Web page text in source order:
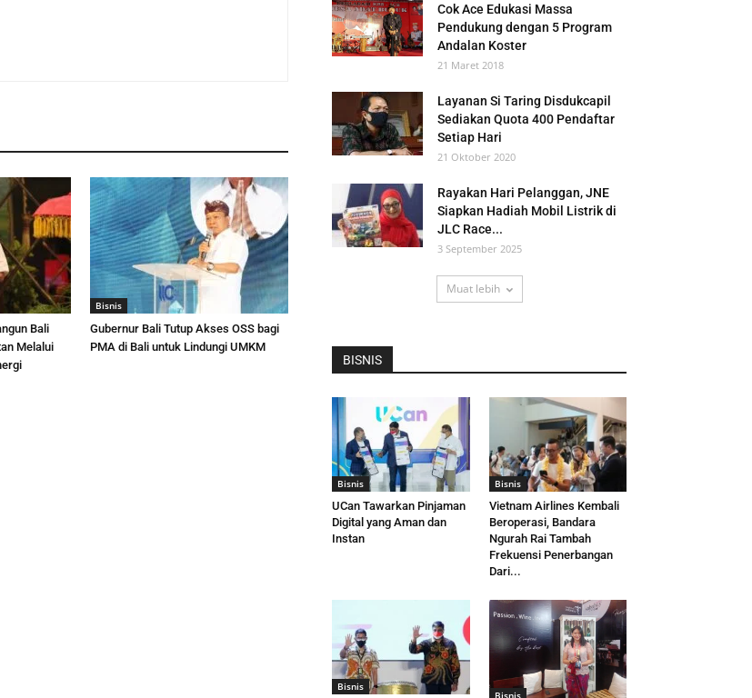
Bali
Melalui
Bisnis
Gubernur Bali Tutup Akses OSS bagi
PMA di Bali untuk Lindungi UMKM
Cok Ace Edukasi Massa
Pendukung dengan 5 Program
Andalan Koster
21 Maret 2018
Layanan Si Taring Disdukcapil
Sediakan Quota 400 Pendaftar
Setiap Hari
21 Oktober 2020
Rayakan Hari Pelanggan, JNE
Siapkan Hadiah Mobil Listrik di
JLC Race...
3 September 2025
Muat lebih
BISNIS
Bisnis
UCan Tawarkan Pinjaman
Digital yang Aman dan
Instan
Bisnis
Vietnam Airlines Kembali
Beroperasi, Bandara
Ngurah Rai Tambah
Frekuensi Penerbangan
Dari...
Bisnis
Bisnis